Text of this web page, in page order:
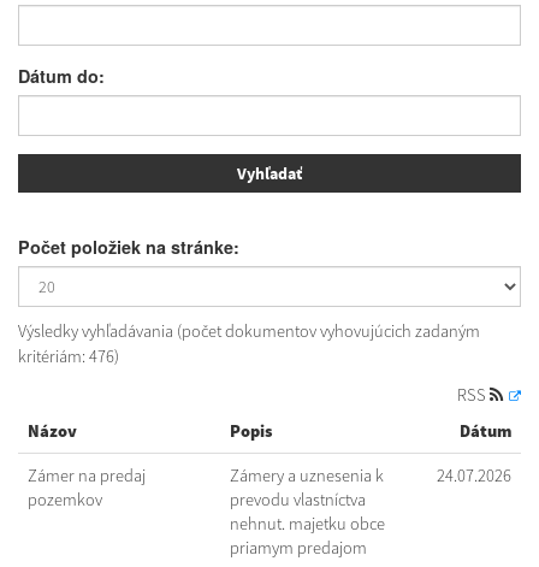
Dátum do:
Počet položiek na stránke:
Výsledky vyhľadávania (počet dokumentov vyhovujúcich zadaným
kritériám: 476)
RSS
Názov
Popis Dátum
Zámer na predaj
pozemkov
Zámery a uznesenia k
prevodu vlastníctva
nehnut. majetku obce
priamym predajom
24.07.2026